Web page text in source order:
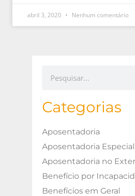
abril 3, 2020 Nenhum comentário
Categorias
Aposentadoria
Aposentadoria Especial
Aposentadoria no
Benefício por
Benefícios em Geral